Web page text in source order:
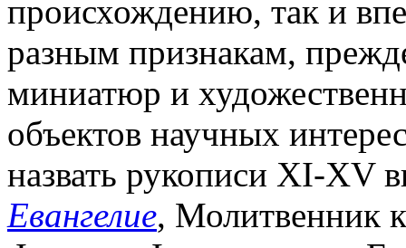
происхождению, так и
разным признакам,
миниатюр и
объектов научных
назвать рукописи XI-XV
Евангелие, Молитвенник